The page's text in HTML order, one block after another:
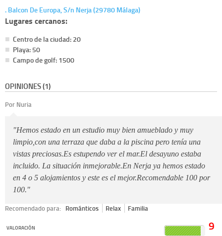
. Balcon De Europa, S/n Nerja (29780 Málaga)
Lugares cercanos:
Centro de la ciudad: 20
Playa: 50
Campo de golf: 1500
OPINIONES (1)
Por Nuria
"Hemos estado en un estudio muy bien amueblado y muy
limpio,con una terraza que daba a la piscina pero tenía una
vistas preciosas.Es estupendo ver el mar.El desayuno estaba
incluido. La situación inmejorable.En Nerja ya hemos estado
en 4 o 5 alojamientos y este es el mejor.Recomendable 100 por
100."
Recomendado para: Románticos Relax Familia
VALORACIÓN 9